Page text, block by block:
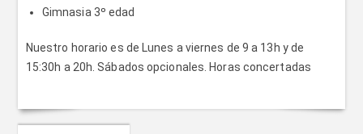
Gimnasia 3º edad
Nuestro horario es de Lunes a viernes de 9 a 13h y de
15:30h a 20h. Sábados opcionales. Horas concertadas